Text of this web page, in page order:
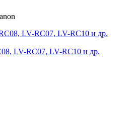
LV-RC07, LV-RC10 и др.